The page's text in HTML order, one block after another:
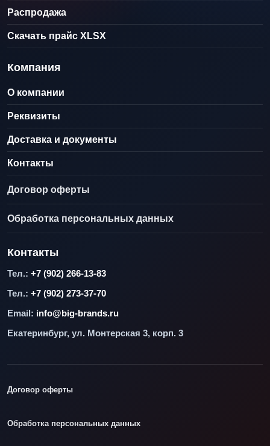
Распродажа
Скачать прайс XLSX
Компания
О компании
Реквизиты
Доставка и документы
Контакты
Договор оферты
Обработка персональных данных
Контакты
Тел.: +7 (902) 266-13-83
Тел.: +7 (902) 273-37-70
Email: info@big-brands.ru
Екатеринбург, ул. Монтерская 3, корп. 3
Договор оферты
Обработка персональных данных